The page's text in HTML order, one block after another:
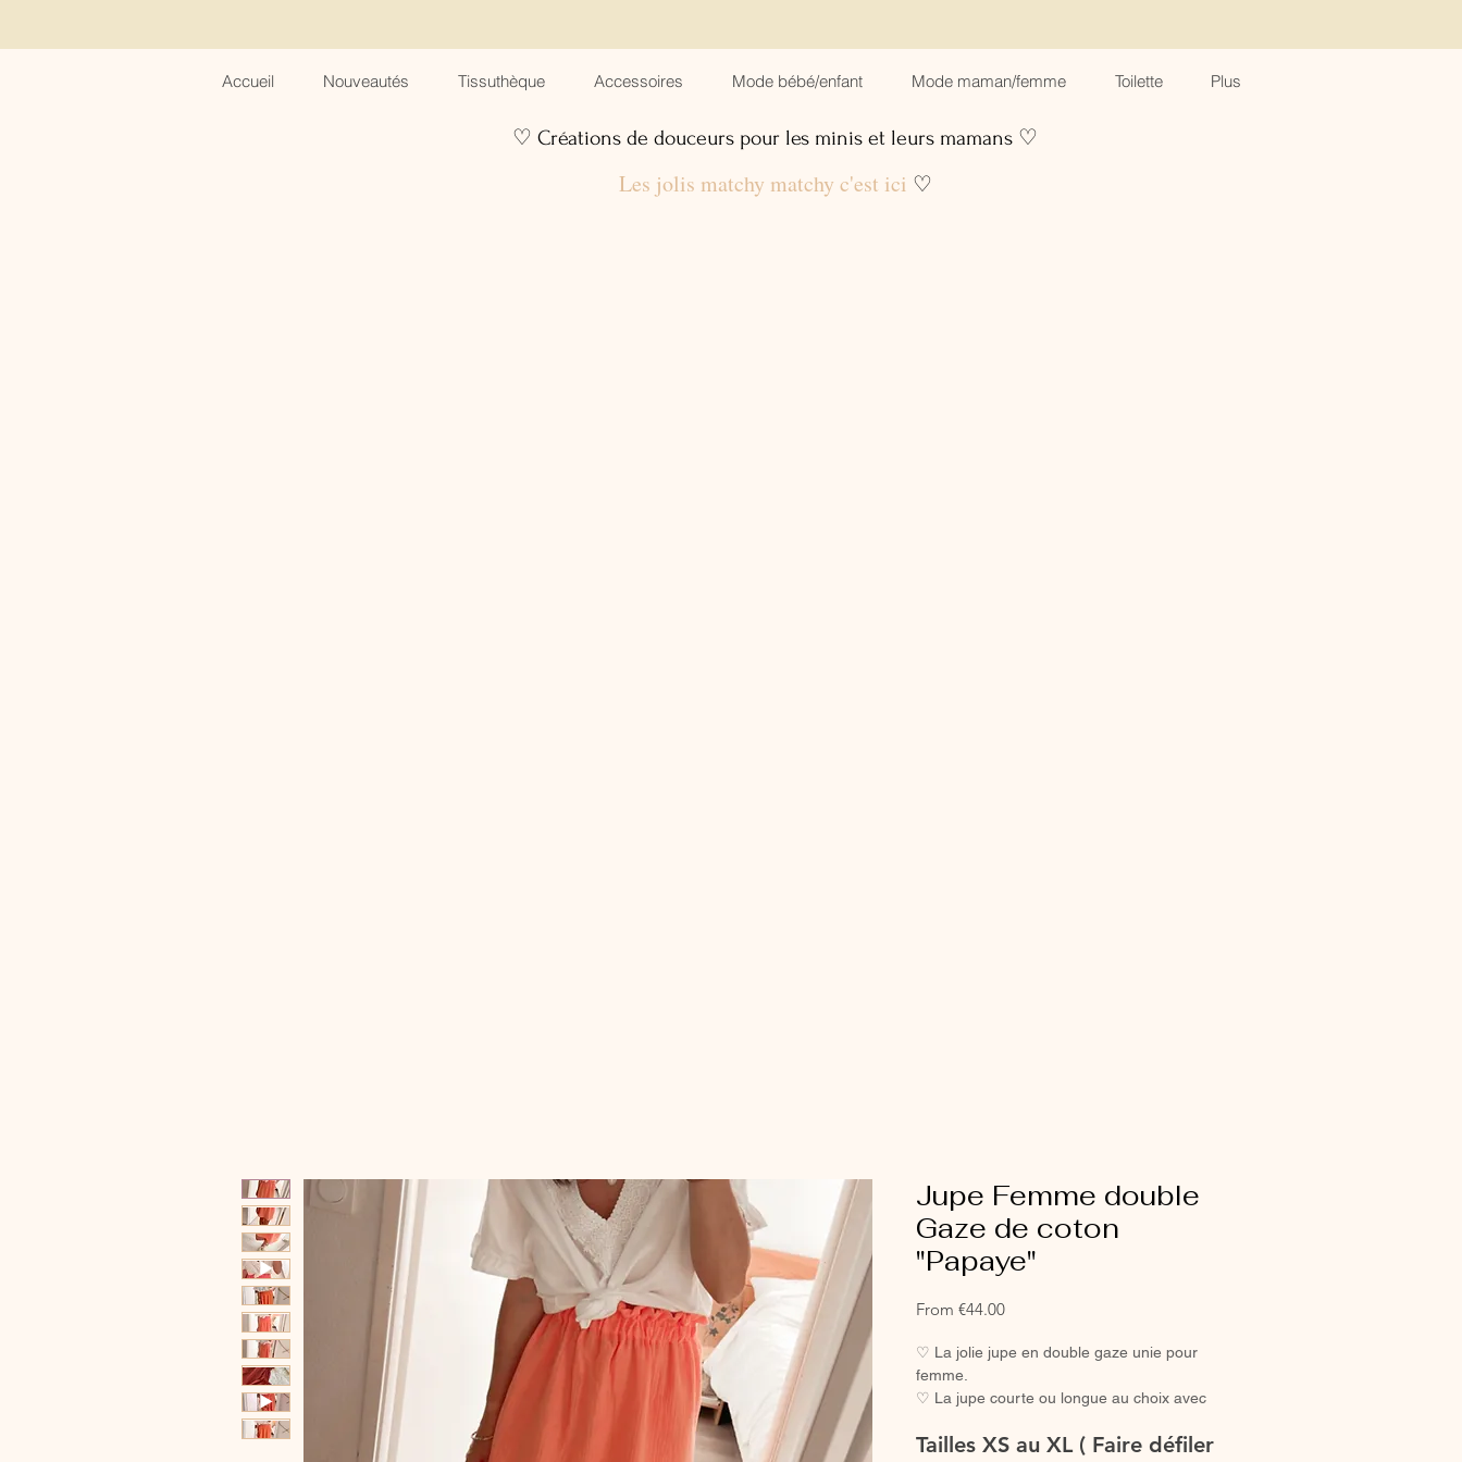
Accueil Nouveautés Tissuthèque Accessoires Mode bébé/enfant Mode maman/femme Toilette Plus
♡ Créations de douceurs pour les minis et leurs mamans ♡
Les jolis matchy matchy c'est ici ♡
Jupe Femme double
Gaze de coton
"Papaye"
From €44.00Sale
♡ La jolie jupe en double gaze unie pour
femme.
♡ La jupe courte ou longue au choix avec
tendance ou en duo avec votre mini.
Tailles XS au XL ( Faire défiler